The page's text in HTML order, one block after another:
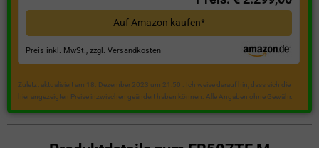
Auf Amazon kaufen*
Preis inkl. MwSt., zzgl. Versandkosten
Zuletzt aktualisiert am 18. Dezember 2023 um 21:50 . Ich weise darauf hin, dass sich die
hier angezeigten Preise inzwischen geändert haben können. Alle Angaben ohne Gewähr.